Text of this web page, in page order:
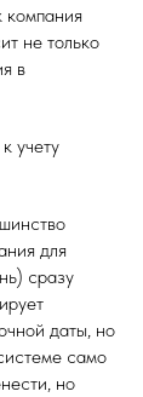
компания
не только
в
учету
для
сразу
даты, но
само
но